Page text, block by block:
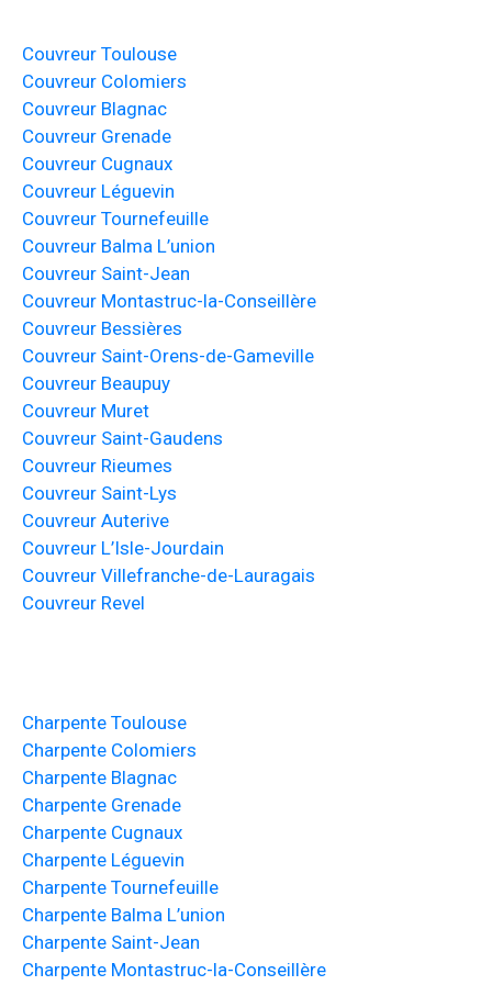
Couvreur Toulouse
Couvreur Colomiers
Couvreur Blagnac
Couvreur Grenade
Couvreur Cugnaux
Couvreur Léguevin
Couvreur Tournefeuille
Couvreur Balma L’union
Couvreur Saint-Jean
Couvreur Montastruc-la-Conseillère
Couvreur Bessières
Couvreur Saint-Orens-de-Gameville
Couvreur Beaupuy
Couvreur Muret
Couvreur Saint-Gaudens
Couvreur Rieumes
Couvreur Saint-Lys
Couvreur Auterive
Couvreur L’Isle-Jourdain
Couvreur Villefranche-de-Lauragais
Couvreur Revel
Charpente Toulouse
Charpente Colomiers
Charpente Blagnac
Charpente Grenade
Charpente Cugnaux
Charpente Léguevin
Charpente Tournefeuille
Charpente Balma L’union
Charpente Saint-Jean
Charpente Montastruc-la-Conseillère